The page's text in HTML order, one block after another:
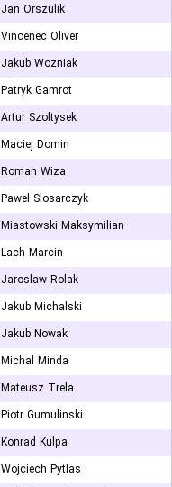
Jan Orszulik
Vincenec Oliver
Jakub Wozniak
Patryk Gamrot
Artur Szoltysek
Maciej Domin
Roman Wiza
Pawel Slosarczyk
Miastowski Maksymilian
Lach Marcin
Jaroslaw Rolak
Jakub Michalski
Jakub Nowak
Michal Minda
Mateusz Trela
Piotr Gumulinski
Konrad Kulpa
Wojciech Pytlas